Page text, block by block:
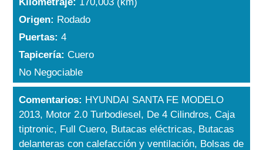
Origen: Rodado
Puertas:4
Tapicería:Cuero
No Negociable
Comentarios: HYUNDAI SANTA FE MODELO
2013, Motor 2.0 Turbodiesel, De 4 Cilindros, Caja
tiptronic, Full Cuero, Butacas eléctricas, Butacas
delanteras con calefacción y ventilación, Bolsas de